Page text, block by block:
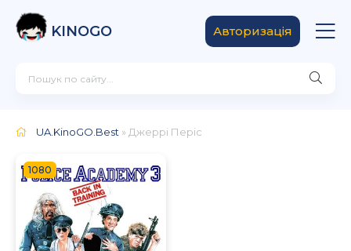
KINOGO Авторизація
UA.KinoGO.Best » Джеррі Періс
1080